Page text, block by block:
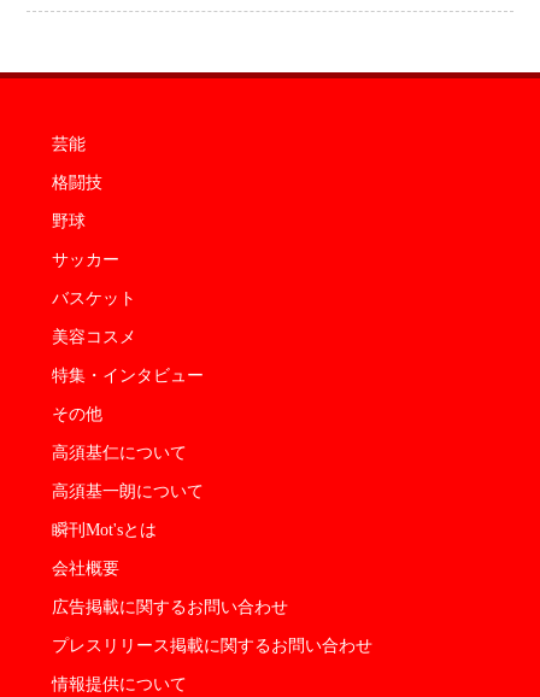
芸能
格闘技
野球
サッカー
バスケット
美容コスメ
特集・インタビュー
その他
高須基仁について
高須基一朗について
瞬刊Mot'sとは
会社概要
広告掲載に関するお問い合わせ
プレスリリース掲載に関するお問い合わせ
情報提供について